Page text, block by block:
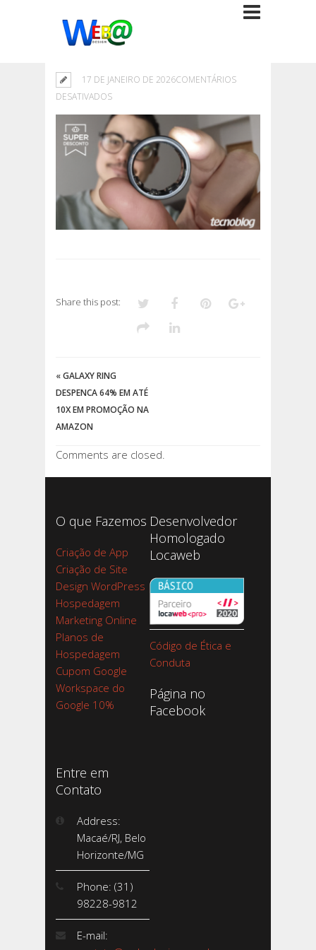
17 DE JANEIRO DE 2026COMENTÁRIOS
DESATIVADOSEM
Share this post:
«GALAXY RING
DESPENCA 64% EM ATÉ
10X EM PROMOÇÃO NA
AMAZON
Comments are closed.
O que Fazemos
Criação de App
Criação de Site
Design WordPress
Hospedagem
Marketing Online
Planos de
Hospedagem
Cupom Google
Workspace do
Google 10%
Desenvolvedor
Homologado
Locaweb
Código de Ética e
Conduta
Página no
Facebook
Entre em
Contato
Address:
Macaé/RJ, Belo
Horizonte/MG
Phone: (31)
98228-9812
E-mail: